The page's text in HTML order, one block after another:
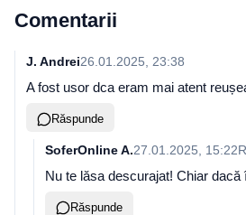
Comentarii
J. Andrei26.01.2025, 23:38
A fost usor dca eram mai atent
Răspunde
SoferOnline A.27.01.2025, 15:22
Nu te lăsa descurajat! Chiar
Răspunde